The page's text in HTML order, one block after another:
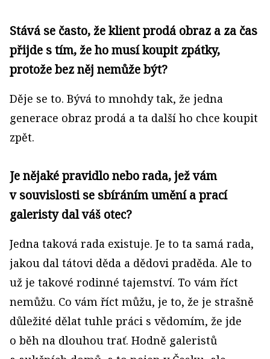
Stává se často, že klient prodá obraz a za čas
přijde s tím, že ho musí koupit zpátky,
protože bez něj nemůže být?
Děje se to. Bývá to mnohdy tak, že jedna
generace obraz prodá a ta další ho chce koupit
zpět.
Je nějaké pravidlo nebo rada, jež vám
v souvislosti se sbíráním umění a prací
galeristy dal váš otec?
Jedna taková rada existuje. Je to ta samá rada,
jakou dal tátovi děda a dědovi praděda. Ale to
už je takové rodinné tajemství. To vám říct
nemůžu. Co vám říct můžu, je to, že je strašně
důležité dělat tuhle práci s vědomím, že jde
o běh na dlouhou trať. Hodně galeristů